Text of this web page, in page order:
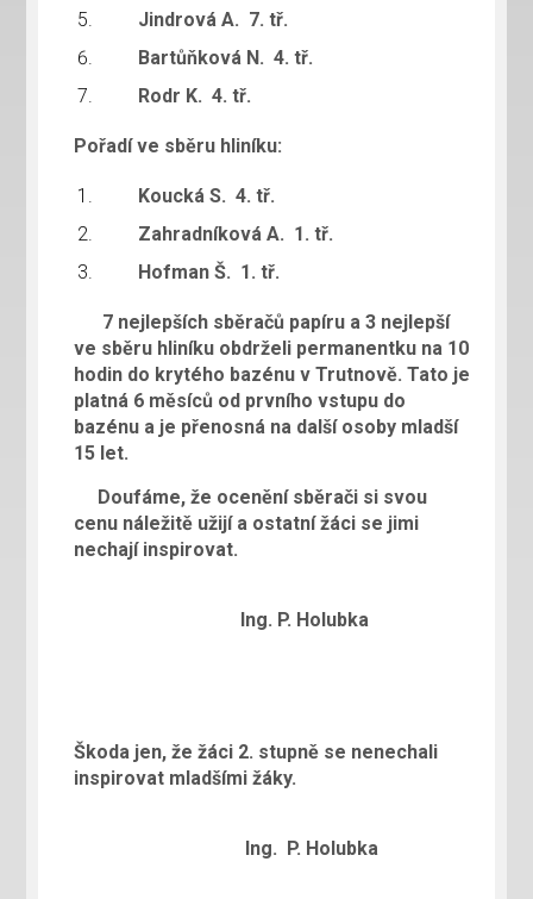
Jindrová A. 7. tř.
Bartůňková N. 4. tř.
Rodr K. 4. tř.
Pořadí ve sběru hliníku:
Koucká S. 4. tř.
Zahradníková A. 1. tř.
Hofman Š. 1. tř.
7 nejlepších sběračů papíru a 3 nejlepší
ve sběru hliníku obdrželi permanentku na 10
hodin do krytého bazénu v Trutnově. Tato je
platná 6 měsíců od prvního vstupu do
bazénu a je přenosná na další osoby mladší
15 let.
Doufáme, že ocenění sběrači si svou
cenu náležitě užijí a ostatní žáci se jimi
nechají inspirovat.
Ing. P. Holubka
Škoda jen, že žáci 2. stupně se nenechali
inspirovat mladšími žáky.
Ing. P. Holubka